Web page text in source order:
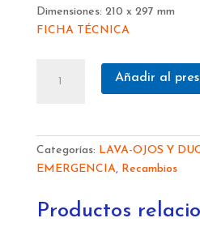
Dimensiones: 210 x 297 mm
FICHA TÉCNICA
LAVAOJOS
Añadir al
Categorías: LAVA-OJOS Y
EMERGENCIA, Recambios
Productos